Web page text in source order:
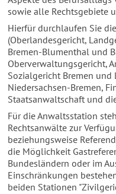
sowie alle Rechtsgebiete
Hierfür durchlaufen Sie
(Oberlandesgericht,
Bremen-Blumenthal und
Oberverwaltungsgericht,
Sozialgericht Bremen und
Niedersachsen-Bremen,
Staatsanwaltschaft und
Für die Anwaltsstation
Rechtsanwälte zur
beziehungsweise
die Möglichkeit
Bundesländern oder im
Einschränkungen
beiden Stationen